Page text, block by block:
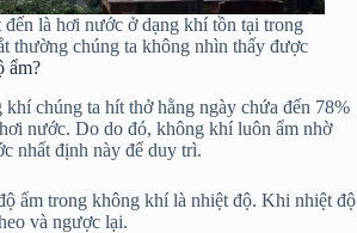
là hơi nước ở dạng khí tồn tại trong
thường chúng ta không nhìn thấy được
ẩm?
chúng ta hít thở hằng ngày chứa đến 78%
nước. Do do đó, không khí luôn ẩm nhờ
nhất định này để duy trì.
ẩm trong không khí là nhiệt độ. Khi nhiệt độ
và ngược lại.